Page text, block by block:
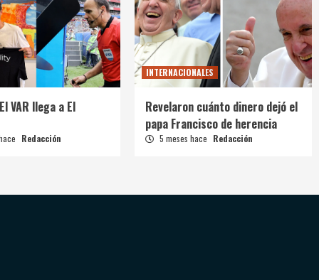
VAR llega a El
Redacción
INTERNACIONALES
Revelaron cuánto dinero dejó el
papa Francisco de herencia
5 meses hace Redacción